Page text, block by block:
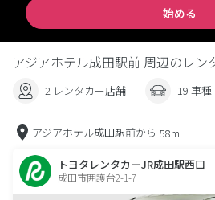
始める
アジアホテル成田駅前 周辺のレン
2 レンタカー店舗 19 車種
アジアホテル成田駅前から 58m
トヨタレンタカーJR成田駅西口
成田市囲護台2-1-7